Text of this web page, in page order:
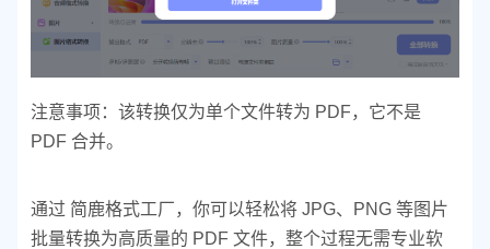
注意事项：该转换仅为单个文件转为 PDF，它不是
PDF 合并。
通过 简鹿格式工厂，你可以轻松将 JPG、PNG 等图片
批量转换为高质量的 PDF 文件，整个过程无需专业软